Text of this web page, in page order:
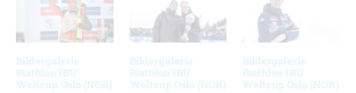
Bildergalerie
Biathlon IBU
Weltcup Oslo (NOR)
Bildergalerie
Biathlon IBU
Weltcup Oslo (NOR)
Bildergalerie
Biathlon IBU
Weltcup Oslo (NOR)